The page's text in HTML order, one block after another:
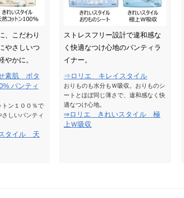
、こだわり
やさしいつ
やかに。
素肌 ボタ
パンティ
ン１００％で
しいパンティ
タイル 天
ストレスフリー設計で違和感な
く快適なつけ心地のパンティラ
イナー。
⇒ロリエ キレイスタイル
おりものも水分もＷ吸収。おりものシ
ートとほぼ同じ薄さで、違和感なく快
適なつけ心地。
⇒ロリエ きれいスタイル 極
上Ｗ吸収